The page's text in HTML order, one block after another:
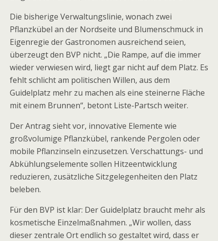
Die bisherige Verwaltungslinie, wonach zwei
Pflanzkübel an der Nordseite und Blumenschmuck in
Eigenregie der Gastronomen ausreichend seien,
überzeugt den BVP nicht. „Die Rampe, auf die immer
wieder verwiesen wird, liegt gar nicht auf dem Platz. Es
fehlt schlicht am politischen Willen, aus dem
Guidelplatz mehr zu machen als eine steinerne Fläche
mit einem Brunnen“, betont Liste-Partsch weiter.
Der Antrag sieht vor, innovative Elemente wie
großvolumige Pflanzkübel, rankende Pergolen oder
mobile Pflanzinseln einzusetzen. Verschattungs- und
Abkühlungselemente sollen Hitzeentwicklung
reduzieren, zusätzliche Sitzgelegenheiten den Platz
beleben.
Für den BVP ist klar: Der Guidelplatz braucht mehr als
kosmetische Einzelmaßnahmen. „Wir wollen, dass
dieser zentrale Ort endlich so gestaltet wird, dass er